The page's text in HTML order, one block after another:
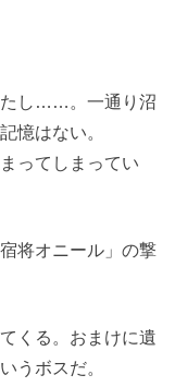
たし……。一通り沼
憶はない。
ってしまってい
将オニール」の撃
くる。おまけに遺
うボスだ。